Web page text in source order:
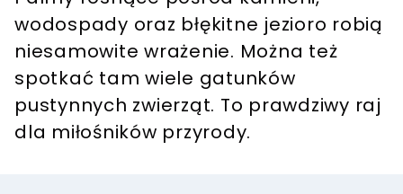
wodospady oraz błękitne jezioro robią
niesamowite wrażenie. Można też
spotkać tam wiele gatunków
pustynnych zwierząt. To prawdziwy raj
dla miłośników przyrody.